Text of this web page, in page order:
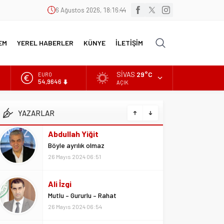
6 Ağustos 2026, 18:16:45
YEREL HABERLER KÜNYE İLETİŞİM
EURO
54,9646
BİST
13.798,82
DOLAR
47,5939
SIVAS 29°C
AÇIK
YAZARLAR
Ali İzgi
Mutlu – Gururlu – Rahat
26 Mayıs 2024 06:54
Ali Yavuz
Yiğido başarının adıdır
26 Mayıs 2024 09:48